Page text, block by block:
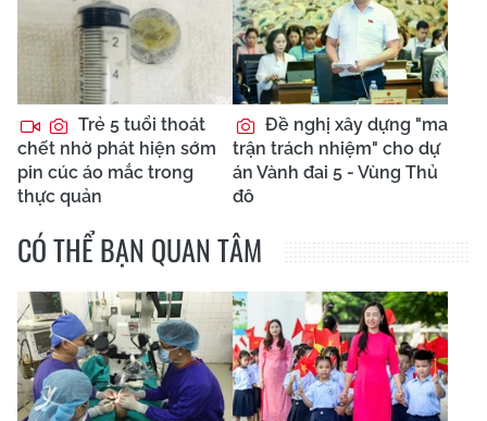
Trẻ 5 tuổi thoát
chết nhờ phát hiện sớm
pin cúc áo mắc trong
thực quản
Đề nghị xây dựng "ma
trận trách nhiệm" cho dự
án Vành đai 5 - Vùng Thủ
đô
CÓ THỂ BẠN QUAN TÂM